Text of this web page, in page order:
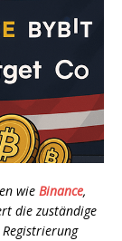
wie Binance,
die zuständige